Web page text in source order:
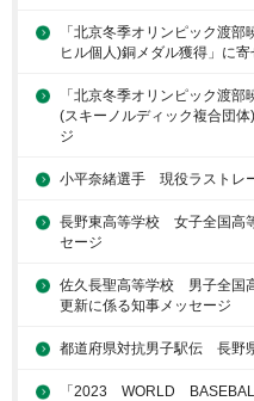
「北京冬季オリンピック渡
ヒル個人)銅メダル獲得」に
「北京冬季オリンピック渡
(スキーノルディック複合団
ジ
小平奈緒選手 現役ラストレ
長野東高等学校 女子全国高
セージ
佐久長聖高等学校 男子全国
更新に係る知事メッセージ
都道府県対抗男子駅伝 長野
「2023 WORLD